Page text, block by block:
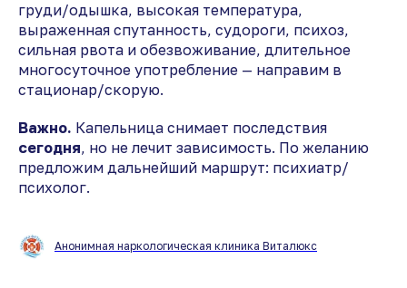
груди/одышка, высокая температура,
выраженная спутанность, судороги, психоз,
сильная рвота и обезвоживание, длительное
многосуточное употребление — направим в
стационар/скорую.
Важно. Капельница снимает последствия
сегодня, но не лечит зависимость. По желанию
предложим дальнейший маршрут: психиатр/
психолог.
Анонимная наркологическая клиника Виталюкс